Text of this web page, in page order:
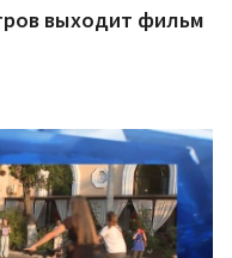
выходит фильм